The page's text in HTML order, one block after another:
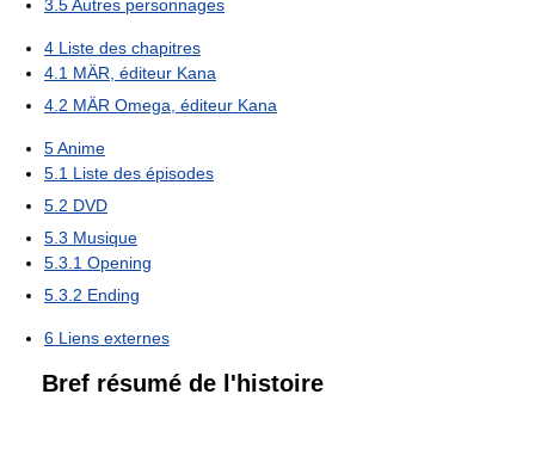
3.5Autres personnages
4 Liste des chapitres
4.1 MÄR, éditeur Kana
4.2 MÄR Omega, éditeur Kana
5Anime
5.1 Liste des épisodes
5.2 DVD
5.3 Musique
5.3.1 Opening
5.3.2 Ending
6 Liens externes
Bref résumé de l'histoire